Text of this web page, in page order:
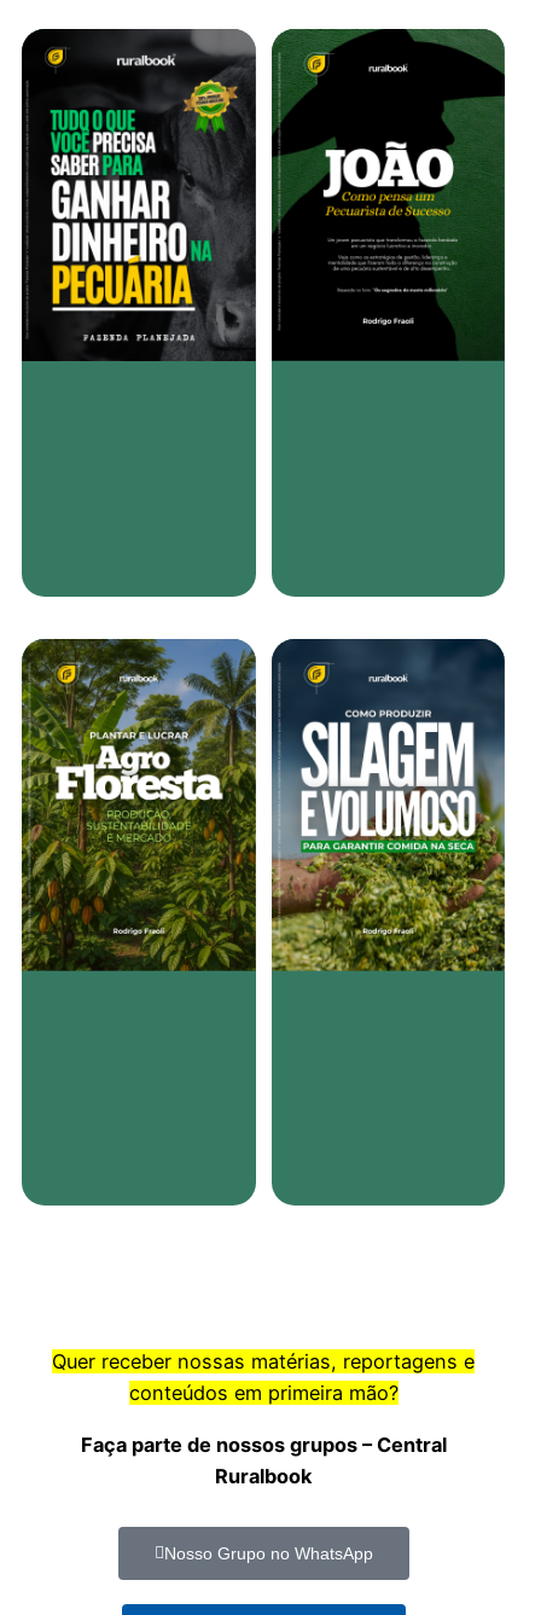
Quer receber nossas matérias, reportagens e
conteúdos em primeira mão?
Faça parte de nossos grupos – Central
Ruralbook
Nosso Grupo no WhatsApp